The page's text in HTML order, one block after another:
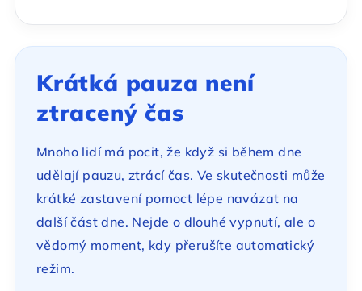
Krátká pauza není
ztracený čas
Mnoho lidí má pocit, že když si během dne
udělají pauzu, ztrácí čas. Ve skutečnosti může
krátké zastavení pomoct lépe navázat na
další část dne. Nejde o dlouhé vypnutí, ale o
vědomý moment, kdy přerušíte automatický
režim.